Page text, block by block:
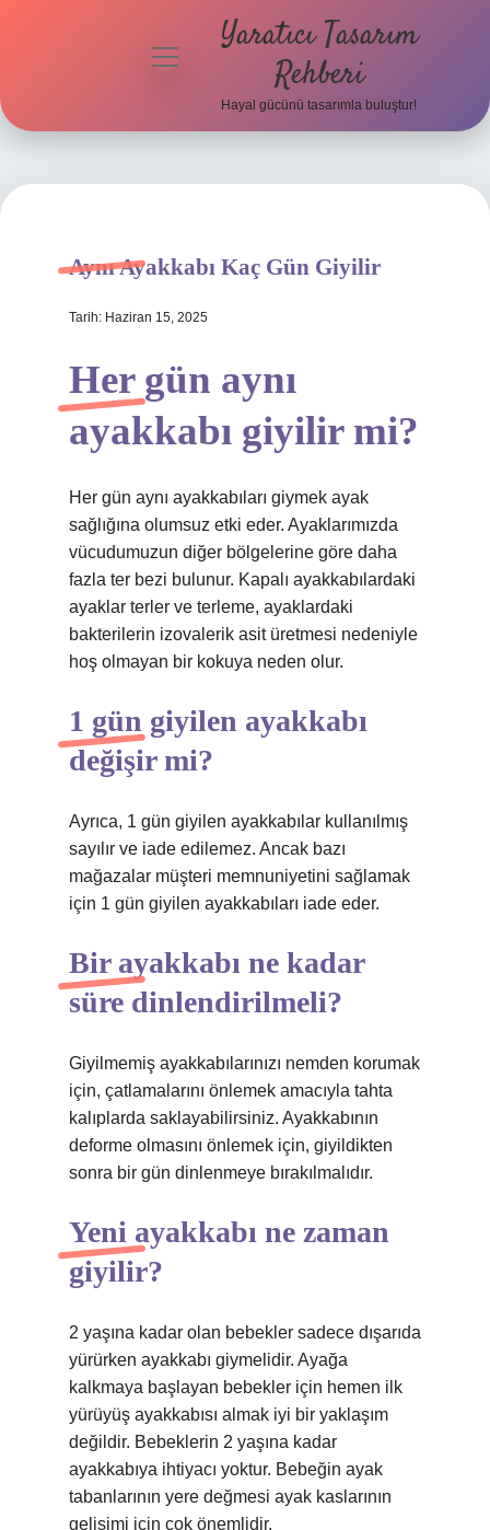
menüyü
Yaratıcı Tasarım
Rehberi
Hayal gücünü tasarımla buluştur!
Aynı Ayakkabı Kaç Gün Giyilir
Tarih: Haziran 15, 2025
Her gün aynı
ayakkabı giyilir mi?
Her gün aynı ayakkabıları giymek ayak
sağlığına olumsuz etki eder. Ayaklarımızda
vücudumuzun diğer bölgelerine göre daha
fazla ter bezi bulunur. Kapalı ayakkabılardaki
ayaklar terler ve terleme, ayaklardaki
bakterilerin izovalerik asit üretmesi nedeniyle
hoş olmayan bir kokuya neden olur.
1 gün giyilen ayakkabı
değişir mi?
Ayrıca, 1 gün giyilen ayakkabılar kullanılmış
sayılır ve iade edilemez. Ancak bazı
mağazalar müşteri memnuniyetini sağlamak
için 1 gün giyilen ayakkabıları iade eder.
Bir ayakkabı ne kadar
süre dinlendirilmeli?
Giyilmemiş ayakkabılarınızı nemden korumak
için, çatlamalarını önlemek amacıyla tahta
kalıplarda saklayabilirsiniz. Ayakkabının
deforme olmasını önlemek için, giyildikten
sonra bir gün dinlenmeye bırakılmalıdır.
Yeni ayakkabı ne zaman
giyilir?
2 yaşına kadar olan bebekler sadece dışarıda
yürürken ayakkabı giymelidir. Ayağa
kalkmaya başlayan bebekler için hemen ilk
yürüyüş ayakkabısı almak iyi bir yaklaşım
değildir. Bebeklerin 2 yaşına kadar
ayakkabıya ihtiyacı yoktur. Bebeğin ayak
tabanlarının yere değmesi ayak kaslarının
gelişimi için çok önemlidir.